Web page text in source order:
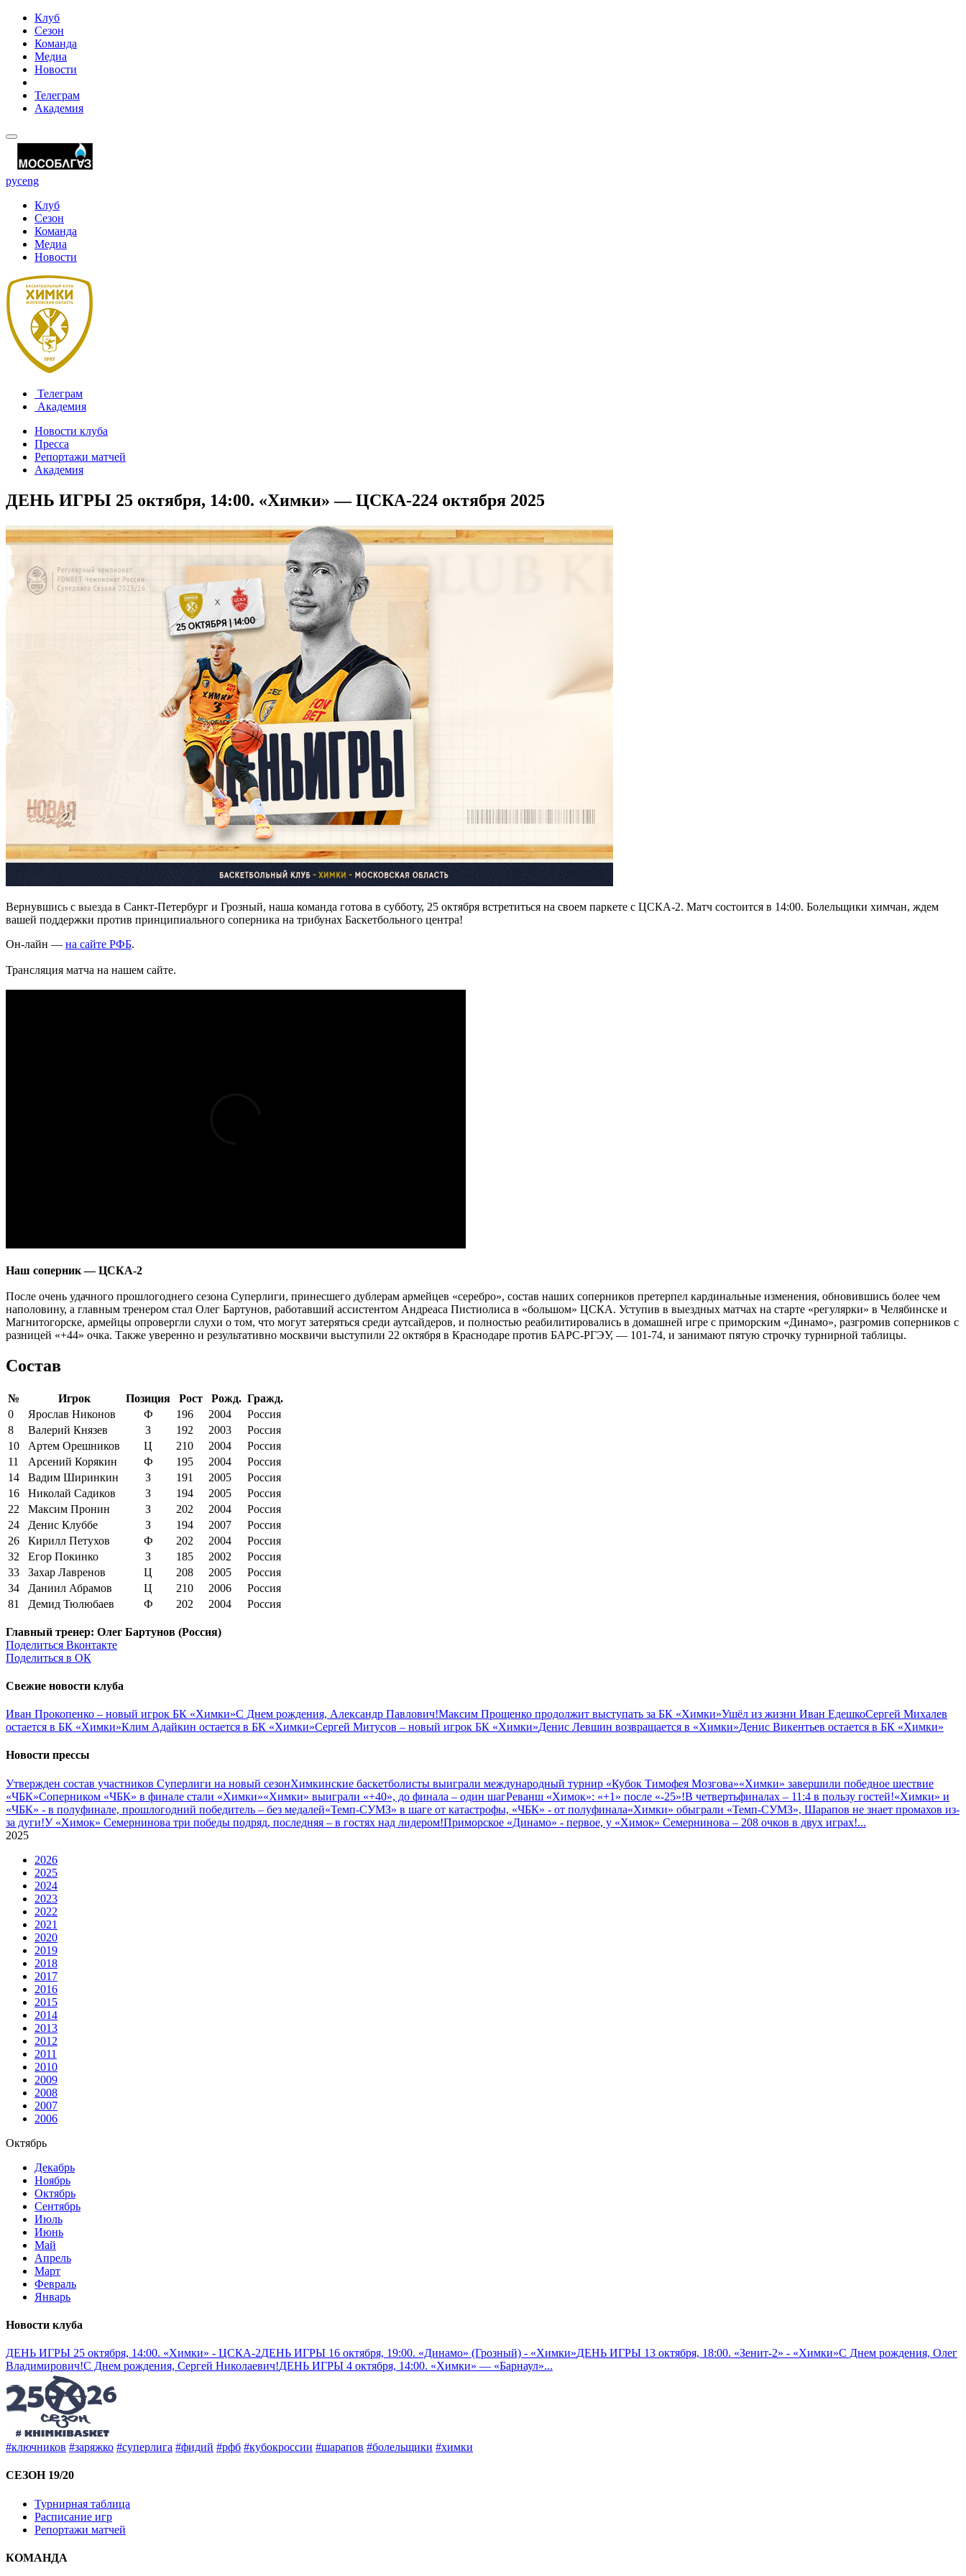
Клуб
Сезон
Команда
Медиа
Новости
Телеграм
Академия
русeng
Клуб
Сезон
Команда
Медиа
Новости
Телеграм
Академия
Новости клуба
Пресса
Репортажи матчей
Академия
ДЕНЬ ИГРЫ 25 октября, 14:00. «Химки» — ЦСКА-224 октября 2025
Вернувшись с выезда в Санкт-Петербург и Грозный, наша команда готова в субботу, 25 октября встретиться на своем паркете с ЦСКА-2. Матч состоится в 14:00. Болельщики химчан, ждем
вашей поддержки против принципиального соперника на трибунах Баскетбольного центра!
Он-лайн — на сайте РФБ.
Трансляция матча на нашем сайте.
Наш соперник — ЦСКА-2
После очень удачного прошлогоднего сезона Суперлиги, принесшего дублерам армейцев «серебро», состав наших соперников претерпел кардинальные изменения, обновившись более чем
наполовину, а главным тренером стал Олег Бартунов, работавший ассистентом Андреаса Пистиолиса в «большом» ЦСКА. Уступив в выездных матчах на старте «регулярки» в Челябинске и
Магнитогорске, армейцы опровергли слухи о том, что могут затеряться среди аутсайдеров, и полностью реабилитировались в домашней игре с приморским «Динамо», разгромив соперников с
разницей «+44» очка. Также уверенно и результативно москвичи выступили 22 октября в Краснодаре против БАРС-РГЭУ, — 101-74, и занимают пятую строчку турнирной таблицы.
Состав
№ Игрок Позиция Рост Рожд. Гражд.
0
Ярослав Никонов Ф 196 2004
Россия
8
Валерий Князев З 192 2003
Россия
10
Артем Орешников Ц 210 2004
Россия
11
Арсений Корякин Ф 195 2004
Россия
14
Вадим Ширинкин З 191 2005
Россия
16
Николай Садиков З 194 2005
Россия
22
Максим Пронин З 202 2004
Россия
24
Денис Клуббе З 194 2007
Россия
26
Кирилл Петухов Ф 202 2004
Россия
32
Егор Покинко З 185 2002
Россия
33
Захар Лавренов Ц 208 2005
Россия
34
Даниил Абрамов Ц 210 2006
Россия
81
Демид Тюлюбаев Ф 202 2004 Россия
Главный тренер: Олег Бартунов (Россия)
Поделиться Вконтакте
Поделиться в ОК
Свежие новости клуба
Иван Прокопенко – новый игрок БК «Химки»С Днем рождения, Александр Павлович!Максим Прощенко продолжит выступать за БК «Химки»Ушёл из жизни Иван ЕдешкоСергей Михалев
остается в БК «Химки»Клим Адайкин остается в БК «Химки»Сергей Митусов – новый игрок БК «Химки»Денис Левшин возвращается в «Химки»Денис Викентьев остается в БК «Химки»
Новости прессы
Утвержден состав участников Cуперлиги на новый сезонХимкинские баскетболисты выиграли международный турнир «Кубок Тимофея Мозгова»«Химки» завершили победное шествие
«ЧБК»Соперником «ЧБК» в финале стали «Химки»«Химки» выиграли «+40», до финала – один шагРеванш «Химок»: «+1» после «-25»!В четвертьфиналах – 11:4 в пользу гостей!«Химки» и
«ЧБК» - в полуфинале, прошлогодний победитель – без медалей«Темп-СУМЗ» в шаге от катастрофы, «ЧБК» - от полуфинала«Химки» обыграли «Темп-СУМЗ», Шарапов не знает промахов из-
за дуги!У «Химок» Семернинова три победы подряд, последняя – в гостях над лидером!Приморское «Динамо» - первое, у «Химок» Семернинова – 208 очков в двух играх!...
2025
2026
2025
2024
2023
2022
2021
2020
2019
2018
2017
2016
2015
2014
2013
2012
2011
2010
2009
2008
2007
2006
Октябрь
Декабрь
Ноябрь
Октябрь
Сентябрь
Июль
Июнь
Май
Апрель
Март
Февраль
Январь
Новости клуба
ДЕНЬ ИГРЫ 25 октября, 14:00. «Химки» - ЦСКА-2ДЕНЬ ИГРЫ 16 октября, 19:00. «Динамо» (Грозный) - «Химки»ДЕНЬ ИГРЫ 13 октября, 18:00. «Зенит-2» - «Химки»С Днем рождения, Олег
Владимирович!С Днем рождения, Сергей Николаевич!ДЕНЬ ИГРЫ 4 октября, 14:00. «Химки» — «Барнаул»...
#ключников #заряжко #суперлига #фидий #рфб #кубокроссии #шарапов #болельщики #химки
СЕЗОН 19/20
Турнирная таблица
Расписание игр
Репортажи матчей
КОМАНДА